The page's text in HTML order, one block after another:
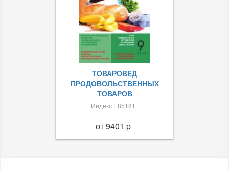
ТОВАРОВЕД
ПРОДОВОЛЬСТВЕННЫХ
ТОВАРОВ
Индекс Е85181
от 9401 p